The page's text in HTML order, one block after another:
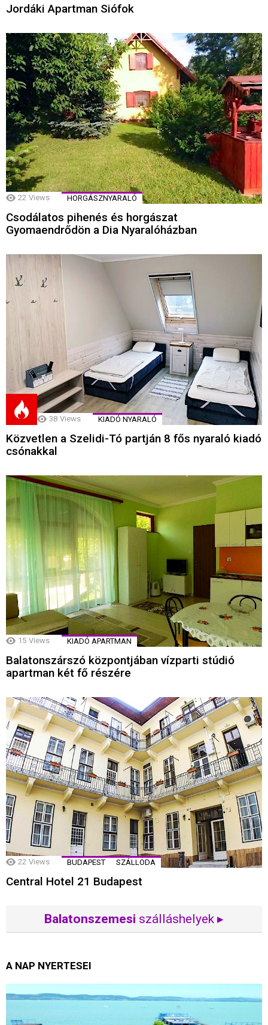
Jordáki Apartman Siófok
22 Views HORGÁSZNYARALÓ
Csodálatos pihenés és horgászat
Gyomaendrődön a Dia Nyaralóházban
38 Views KIADÓ NYARALÓ
Közvetlen a Szelidi-Tó partján 8 fős nyaraló kiadó
csónakkal
15 Views KIADÓ APARTMAN
Balatonszárszó központjában vízparti stúdió
apartman két fő részére
22 Views BUDAPEST SZÁLLODA
Central Hotel 21 Budapest
Balatonszemesi szálláshelyek ▸
A NAP NYERTESEI